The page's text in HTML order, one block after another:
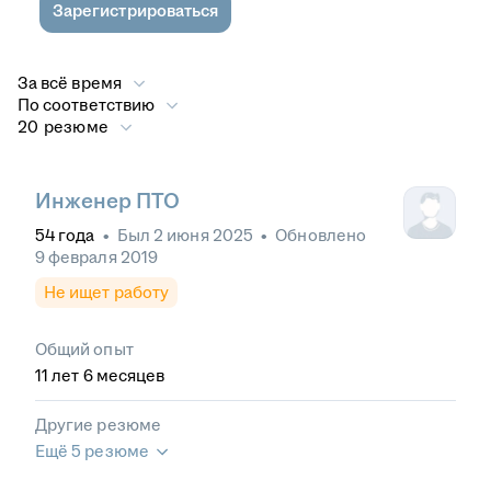
Зарегистрироваться
За всё время
По соответствию
20 резюме
Инженер ПТО
54 года • Был 2 июня 2025 • Обновлено
9 февраля 2019
Не ищет работу
Общий опыт
11 лет 6 месяцев
Другие резюме
Ещё 5 резюме